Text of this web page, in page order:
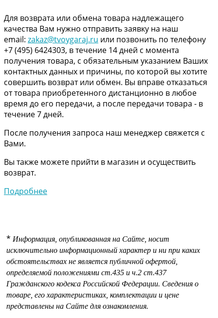
Для возврата или обмена товара надлежащего
качества Вам нужно отправить заявку на наш
email: zakaz@tvoygaraj.ru или позвонить по телефону
+7 (495) 6424303, в течение 14 дней с момента
получения товара, с обязательным указанием Ваших
контактных данных и причины, по которой вы хотите
совершить возврат или обмен. Вы вправе отказаться
от товара приобретенного дистанционно в любое
время до его передачи, а после передачи товара - в
течение 7 дней.
После получения запроса наш менеджер свяжется с
Вами.
Вы также можете прийти в магазин и осуществить
возврат.
Подробнее
* Информация, опубликованная на Сайте, носит
исключительно информационный характер и ни при каких
обстоятельствах не является публичной офертой,
определяемой положениями ст.435 и ч.2 ст.437
Гражданского кодекса Российской Федерации. Сведения о
товаре, его характеристиках, комплектации и цене
представлены на Сайте для ознакомления.